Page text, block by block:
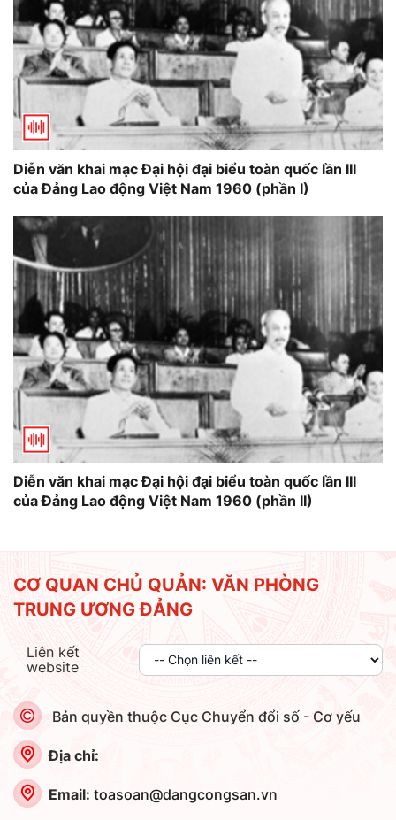
Diễn văn khai mạc Đại hội đại biểu toàn quốc lần III
của Đảng Lao động Việt Nam 1960 (phần I)
Diễn văn khai mạc Đại hội đại biểu toàn quốc lần III
của Đảng Lao động Việt Nam 1960 (phần II)
CƠ QUAN CHỦ QUẢN: VĂN PHÒNG
TRUNG ƯƠNG ĐẢNG
Liên kết
website
Bản quyền thuộc Cục Chuyển đổi số - Cơ yếu
Địa chỉ:
Email: toasoan@dangcongsan.vn